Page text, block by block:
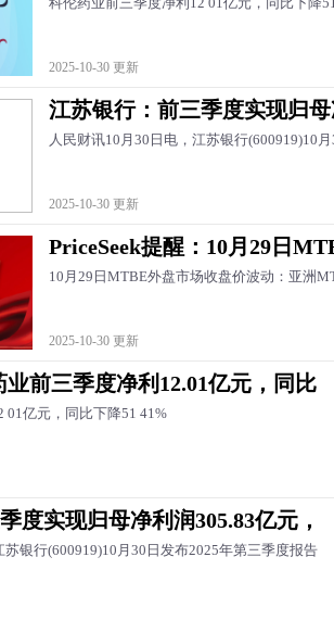
2025-10-30 更新
江苏银行：前三季度实现归
人民财讯10月30日电，江苏银行(600919)10
2025-10-30 更新
PriceSeek提醒：10月29日
10月29日MTBE外盘市场收盘价波动：亚洲
2025-10-30 更新
前三季度净利12.01亿元，同比
01亿元，同比下降51 41%
度实现归母净利润305.83亿元，
苏银行(600919)10月30日发布2025年第三季度报告